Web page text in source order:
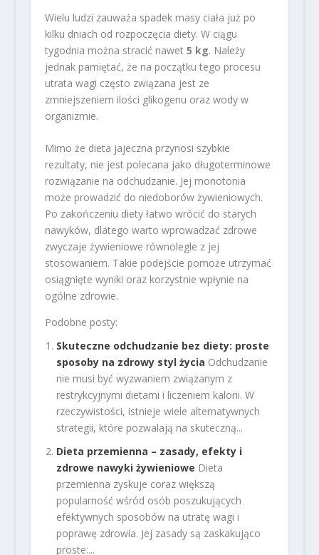
Wielu ludzi zauważa spadek masy ciała już po
kilku dniach od rozpoczęcia diety. W ciągu
tygodnia można stracić nawet 5 kg. Należy
jednak pamiętać, że na początku tego procesu
utrata wagi często związana jest ze
zmniejszeniem ilości glikogenu oraz wody w
organizmie.
Mimo że dieta jajeczna przynosi szybkie
rezultaty, nie jest polecana jako długoterminowe
rozwiązanie na odchudzanie. Jej monotonia
może prowadzić do niedoborów żywieniowych.
Po zakończeniu diety łatwo wrócić do starych
nawyków, dlatego warto wprowadzać zdrowe
zwyczaje żywieniowe równolegle z jej
stosowaniem. Takie podejście pomoże utrzymać
osiągnięte wyniki oraz korzystnie wpłynie na
ogólne zdrowie.
Podobne posty:
Skuteczne odchudzanie bez diety: proste
sposoby na zdrowy styl życia Odchudzanie
nie musi być wyzwaniem związanym z
restrykcyjnymi dietami i liczeniem kalorii. W
rzeczywistości, istnieje wiele alternatywnych
strategii, które pozwalają na skuteczną...
Dieta przemienna – zasady, efekty i
zdrowe nawyki żywieniowe Dieta
przemienna zyskuje coraz większą
popularność wśród osób poszukujących
efektywnych sposobów na utratę wagi i
poprawę zdrowia. Jej zasady są zaskakująco
proste:...